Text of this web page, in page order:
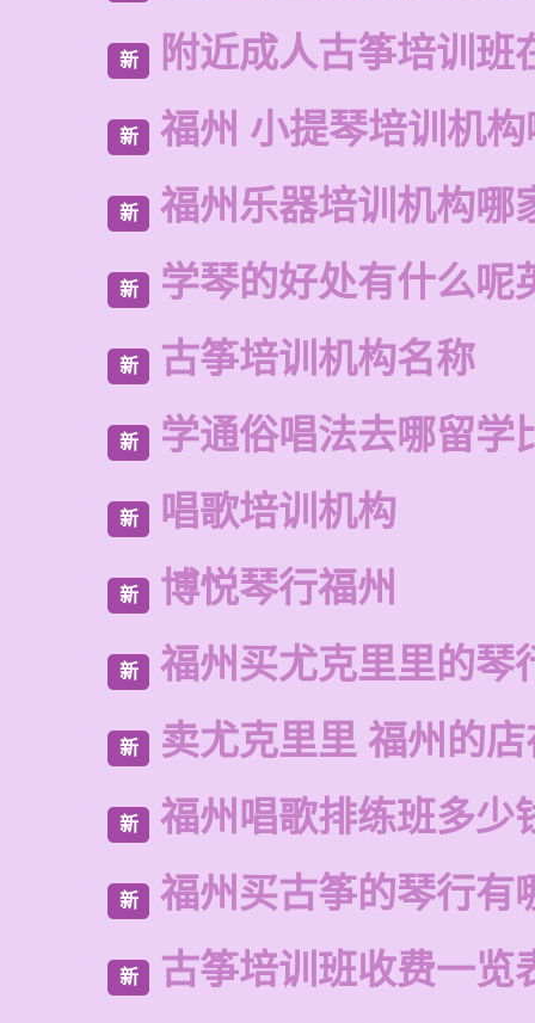
新 附近成人古筝培训班
新 福州 小提琴培训机
新 福州乐器培训机构哪
新 学琴的好处有什么呢
新 古筝培训机构名称
新 学通俗唱法去哪留学
新 唱歌培训机构
新 博悦琴行福州
新 福州买尤克里里的琴
新 卖尤克里里 福州的
新 福州唱歌排练班多少
新 福州买古筝的琴行有
新 古筝培训班收费一览